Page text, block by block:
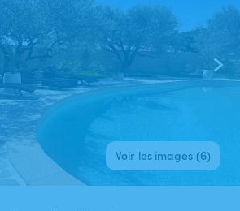
Voir les images (6)